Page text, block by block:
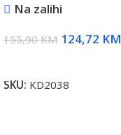
Na zalihi
155,90KM 124,72 KM
SKU: KD2038